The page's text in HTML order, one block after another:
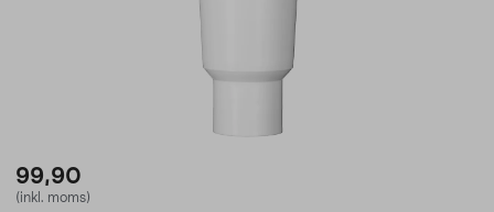
99,90
(inkl. moms)